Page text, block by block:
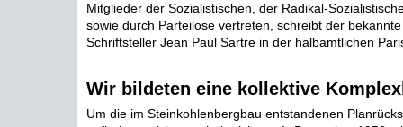
Mitglieder der Sozialistischen, der Radikal-
sowie durch Parteilose vertreten, schreibt der
Schriftsteller Jean Paul Sartre in der halbamtlichen
Wir bildeten eine kollektive
Um die im Steinkohlenbergbau entstandenen